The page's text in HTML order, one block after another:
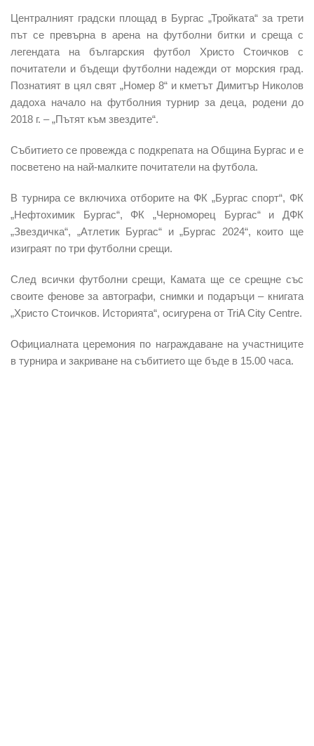
Централният градски площад в Бургас „Тройката“ за трети
път се превърна в арена на футболни битки и среща с
легендата на българския футбол Христо Стоичков с
почитатели и бъдещи футболни надежди от морския град.
Познатият в цял свят „Номер 8“ и кметът Димитър Николов
дадоха начало на футболния турнир за деца, родени до
2018 г. – „Пътят към звездите“.
Събитието се провежда с подкрепата на Община Бургас и е
посветено на най-малките почитатели на футбола.
В турнира се включиха отборите на ФК „Бургас спорт“, ФК
„Нефтохимик Бургас“, ФК „Черноморец Бургас“ и ДФК
„Звездичка“, „Атлетик Бургас“ и „Бургас 2024“, които ще
изиграят по три футболни срещи.
След всички футболни срещи, Камата ще се срещне със
своите фенове за автографи, снимки и подаръци – книгата
„Христо Стоичков. Историята“, осигурена от TriA City Centre.
Официалната церемония по награждаване на участниците
в турнира и закриване на събитието ще бъде в 15.00 часа.